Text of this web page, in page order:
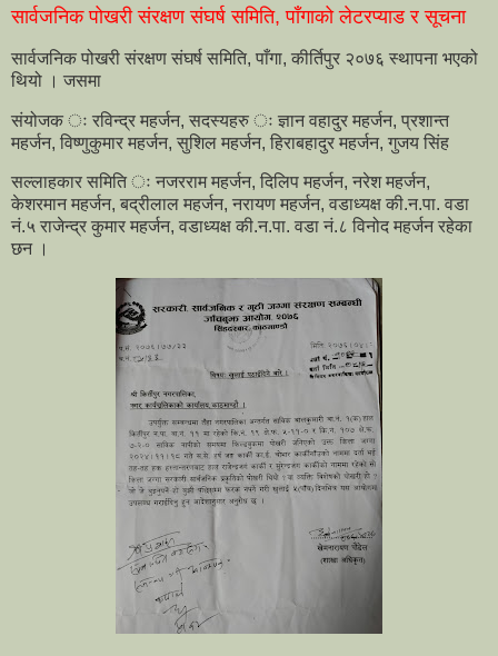
सार्वजनिक पोखरी संरक्षण संघर्ष समिति, पाँगाको लेटरप्याड र सूचना
सार्वजनिक पोखरी संरक्षण संघर्ष समिति, पाँगा, कीर्तिपुर २०७६ स्थापना भएको
थियो । जसमा
संयोजक ः रविन्द्र महर्जन, सदस्यहरु ः ज्ञान वहादुर महर्जन, प्रशान्त
महर्जन, विष्णुकुमार महर्जन, सुशिल महर्जन, हिराबहादुर महर्जन, गुजय सिंह
सल्लाहकार समिति ः नजरराम महर्जन, दिलिप महर्जन, नरेश महर्जन,
केशरमान महर्जन, बद्रीलाल महर्जन, नरायण महर्जन, वडाध्यक्ष की.न.पा. वडा
नं.५ राजेन्द्र कुमार महर्जन, वडाध्यक्ष की.न.पा. वडा नं.८ विनोद महर्जन रहेका
छन ।